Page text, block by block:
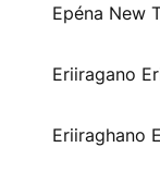
Epéna New
Eriiragano
Eriiraghano